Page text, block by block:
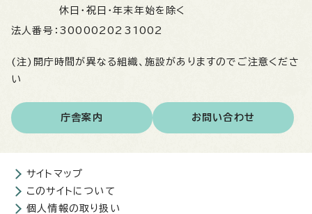
休日・祝日・年末年始を除く
法人番号： 3000020231002
(注)開庁時間が異なる組織、施設がありますのでご注意くださ
い
庁舎案内 お問い合わせ
サイトマップ
このサイトについて
個人情報の取り扱い